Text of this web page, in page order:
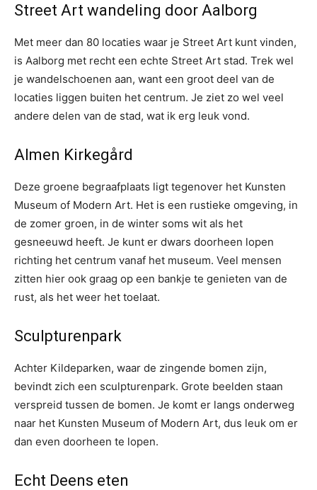
Street Art wandeling door Aalborg
Met meer dan 80 locaties waar je Street Art kunt vinden,
is Aalborg met recht een echte Street Art stad. Trek wel
je wandelschoenen aan, want een groot deel van de
locaties liggen buiten het centrum. Je ziet zo wel veel
andere delen van de stad, wat ik erg leuk vond.
Almen Kirkegård
Deze groene begraafplaats ligt tegenover het Kunsten
Museum of Modern Art. Het is een rustieke omgeving, in
de zomer groen, in de winter soms wit als het
gesneeuwd heeft. Je kunt er dwars doorheen lopen
richting het centrum vanaf het museum. Veel mensen
zitten hier ook graag op een bankje te genieten van de
rust, als het weer het toelaat.
Sculpturenpark
Achter Kildeparken, waar de zingende bomen zijn,
bevindt zich een sculpturenpark. Grote beelden staan
verspreid tussen de bomen. Je komt er langs onderweg
naar het Kunsten Museum of Modern Art, dus leuk om er
dan even doorheen te lopen.
Echt Deens eten